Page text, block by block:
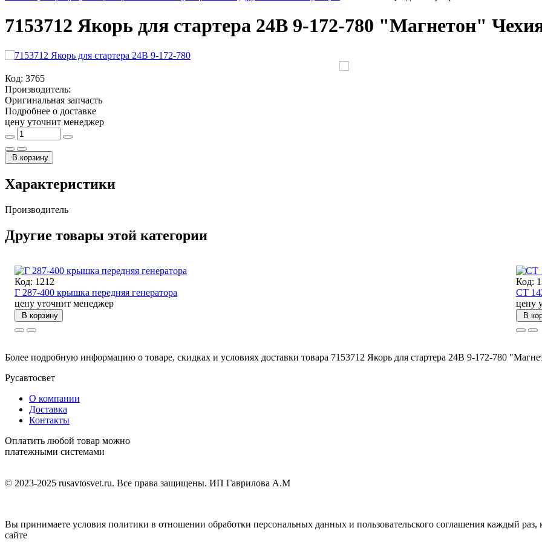
7153712 Якорь для стартера 24В 9-172-780 "Магнетон"
Код: 3765
Производитель:
Оригинальная запчасть
Подробнее о доставке
цену уточнит менеджер
В корзину
Характеристики
Производитель
Другие товары этой категории
Код: 1212
Г 287-400 крышка передняя генератора
цену уточнит менеджер
В корзину
Код:
СТ
цену
В
Более подробную информацию о товаре, скидках и условиях доставки товара 7153712 Якорь для стартера 24В 9-172-780
Русавтосвет
О компании
Доставка
Контакты
Оплатить любой товар можно
платежными системами
© 2023-2025 rusavtosvet.ru. Все права защищены. ИП Гаврилова А.М
Вы принимаете условия политики в отношении обработки персональных данных и пользовательского соглашения каждый раз,
сайте